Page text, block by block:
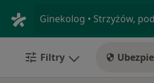
Ginekolog • Strzyżów,
Filtry